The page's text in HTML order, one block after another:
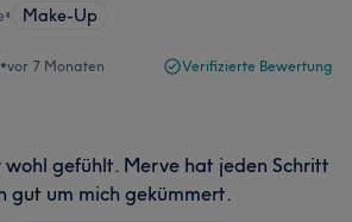
• Make-Up
•vor 7 Monaten Verifizierte Bewertung
wohl gefühlt. Merve hat jeden Schritt
gut um mich gekümmert.